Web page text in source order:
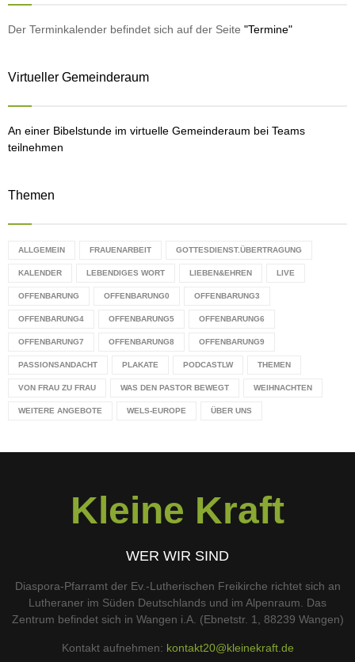
o
Der Terminkalender befindet sich auf der Seite "Termine"
Virtueller Gemeinderaum
An einer Bibelstunde im virtuelle Gemeinderaum bei Teams
teilnehmen
Themen
ALLGEMEIN FRAUENARBEIT GOTTESDIENST.ÜBERTRAGUNG
KALENDER LEBENDIGES WORT LIEBEN&EHREN LIVE
OFFENBARUNG OFFENBARUNG0 OFFENBARUNG3
OFFENBARUNG4 OFFENBARUNG5 OFFENBARUNG6
OFFENBARUNG7 OFFENBARUNG8 OFFENBARUNG9
PASSIONSANDACHT PLAKATE PODCASTLW THEMEN
VON FRAU ZU FRAU WAS DEN PASTOR BEWEGT WEIHNACHTEN
WEITERE ANGEBOTE WELS-EUROPE ÜBER UNS
Kleine Kraft
WER WIR SIND
Diaspora-Pfarramt der Ev.-Lutherischen Freikirche richtet sich an
Lutheraner im Süden Deutschlands und im Alpenraum. Das
Zentrum befindet sich in Wangen i.A. (Ebnetstr. 1, 88239 Wangen)
Kontakt aufnehmen: kontakt20@kleinekraft.de